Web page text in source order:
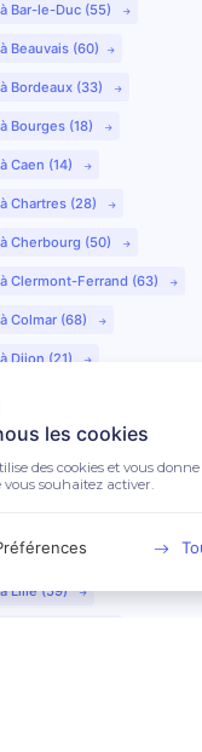
Bar-le-Duc (55)
Beauvais (60)
Bordeaux (33)
Bourges (18)
Caen (14)
Chartres (28)
Cherbourg (50)
Clermont-Ferrand (63)
Colmar (68)
Dijon (21)
Evreux (27)
Fontainebleau (77)
Grenoble (38)
Guéret (23)
Mans (72)
Lille (59)
les cookies
des cookies et vous
souhaitez activer.